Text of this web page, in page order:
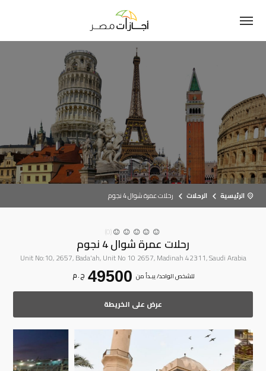
الرئيسية الرحلات رحلات عمرة شوال 4 نجوم
(0)
رحلات عمرة شوال 4 نجوم
Unit No:10, 2657, Bada'ah, Unit No 10 2657, Madinah 42311, Saudi Arabia
للشخص الواحد/ يبـدأ من 49500 ج . م
عرض على الخريطة